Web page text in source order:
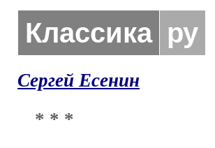
Классика ру
Сергей Есенин
* * *